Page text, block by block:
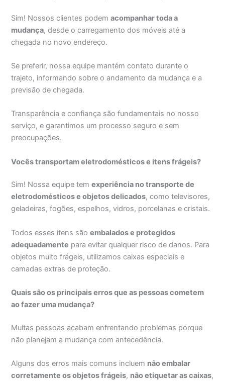
Sim! Nossos clientes podemacompanhar toda a
mudança, desde o carregamento dos móveis até a
chegada no novo endereço.
Se preferir, nossa equipe mantém contato durante o
trajeto, informando sobre o andamento da mudança e a
previsão de chegada.
Transparência e confiança são fundamentais no nosso
serviço, e garantimos um processo seguro e sem
preocupações.
Vocês transportam eletrodomésticos e itens frágeis?
Sim! Nossa equipe temexperiência no transporte de
eletrodomésticos e objetos delicados, como televisores,
geladeiras, fogões, espelhos, vidros, porcelanas e cristais.
Todos esses itens sãoembalados e protegidos
adequadamente para evitar qualquer risco de danos. Para
objetos muito frágeis, utilizamos caixas especiais e
camadas extras de proteção.
Quais são os principais erros que as pessoas cometem
ao fazer uma mudança?
Muitas pessoas acabam enfrentando problemas porque
não planejam a mudança com antecedência.
Alguns dos erros mais comuns incluem não embalar
corretamente os objetos frágeis, não etiquetar as caixas,